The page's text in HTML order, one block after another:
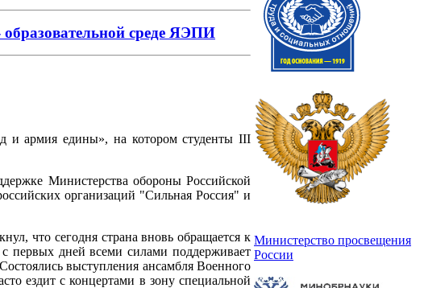
среде ЯЭПИ
и армия едины», на котором студенты III
Министерства обороны Российской
организаций "Сильная Россия" и
что сегодня страна вновь обращается к
первых дней всеми силами поддерживает
выступления ансамбля Военного
ездит с концертами в зону специальной
Министерство просвещения
России